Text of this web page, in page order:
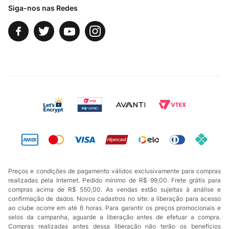
Siga-nos nas Redes
Preços e condições de pagamento válidos exclusivamente para compras
realizadas pela Internet. Pedido mínimo de R$ 99,00. Frete grátis para
compras acima de R$ 550,00. As vendas estão sujeitas à análise e
confirmação de dados. Novos cadastros no site: a liberação para acesso
ao clube ocorre em até 6 horas. Para garantir os preços promocionais e
selos da campanha, aguarde a liberação antes de efetuar a compra.
Compras realizadas antes dessa liberação não terão os benefícios